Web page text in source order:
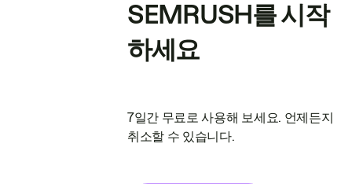
SEMRUSH를 시작
하세요
7일간 무료로 사용해 보세요. 언제든지
취소할 수 있습니다.